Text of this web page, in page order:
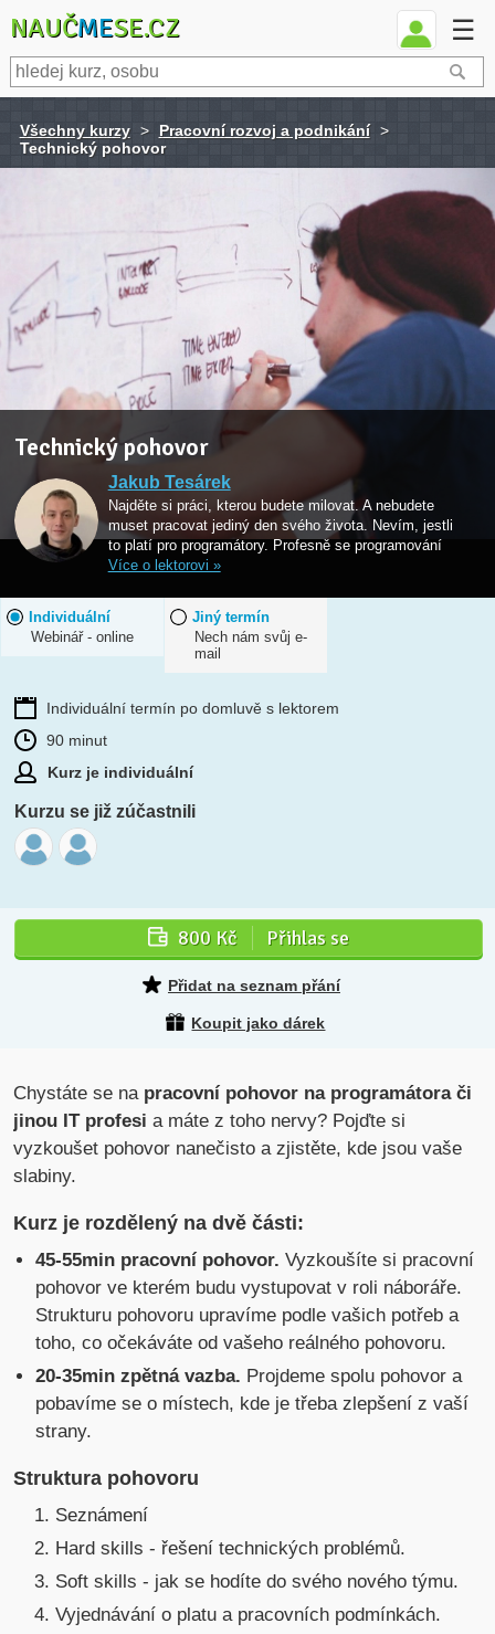
NAUČMESE.CZ ☰
Všechny kurzy > Pracovní rozvoj a podnikání >
Technický pohovor
Technický pohovor
Jakub Tesárek
Najděte si práci, kterou budete milovat. A nebudete
muset pracovat jediný den svého života. Nevím, jestli
to platí pro programátory. Profesně se programování
Více o lektorovi »
Individuální
Webinář - online
Jiný termín
Nech nám svůj e-
mail
Individuální termín po domluvě s lektorem
90 minut
Kurz je individuální
Kurzu se již zúčastnili
800 Kč Přihlas se
Přidat na seznam přání
Koupit jako dárek
Chystáte se napracovní pohovor na programátora či
jinou IT profesi a máte z toho nervy? Pojďte si
vyzkoušet pohovor nanečisto a zjistěte, kde jsou vaše
slabiny.
Kurz je rozdělený na dvě části:
45-55min pracovní pohovor. Vyzkoušíte si pracovní
pohovor ve kterém budu vystupovat v roli náboráře.
Strukturu pohovoru upravíme podle vašich potřeb a
toho, co očekáváte od vašeho reálného pohovoru.
20-35min zpětná vazba. Projdeme spolu pohovor a
pobavíme se o místech, kde je třeba zlepšení z vaší
strany.
Struktura pohovoru
Seznámení
Hard skills - řešení technických problémů.
Soft skills - jak se hodíte do svého nového týmu.
Vyjednávání o platu a pracovních podmínkách.